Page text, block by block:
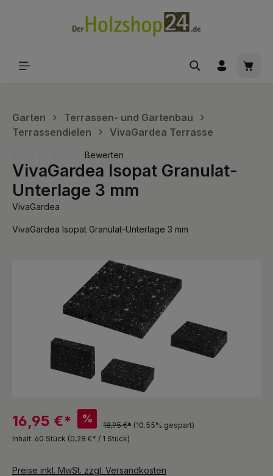
Garten
Terrassen- und Gartenbau
Terrassendielen
VivaGardea Terrasse
Durchschnittliche Bewertung von 0 von 5 Sternen
Bewerten
VivaGardea Isopat Granulat-
Unterlage 3 mm
VivaGardea
VivaGardea Isopat Granulat-Unterlage 3 mm
Bildergalerie überspringen
16,95 €* %
18,95 €* (10.55% gespart)
Inhalt: 60 Stück (0,28 €* / 1 Stück)
Preise inkl. MwSt. zzgl. Versandkosten